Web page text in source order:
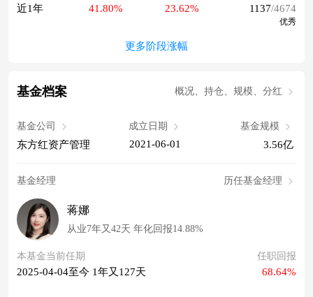
近1年 41.80% 23.62% 1137/4674
优秀
更多阶段涨幅
基金档案 概况、持仓、规模、分红
基金公司
东方红资产管理
成立日期
2021-06-01
基金规模
3.56亿
基金经理 历任基金经理
蒋娜
从业7年又42天 年化回报14.88%
本基金当前任期
2025-04-04至今 1年又127天
任职回报
68.64%